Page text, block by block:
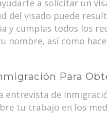
a solicitar un
del visado puede
y cumplas todos los
así como
Para
entrevista de
tu trabajo en los